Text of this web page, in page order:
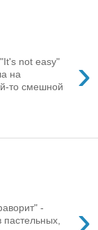
›
not easy"
на
то смешной
-